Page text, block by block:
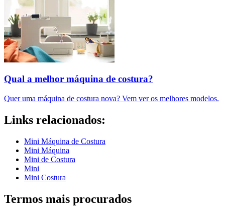
Qual a melhor máquina de costura​?
Quer uma máquina de costura nova? Vem ver os melhores modelos.
Links relacionados:
Mini Máquina de Costura
Mini Máquina
Mini de Costura
Mini
Mini Costura
Termos mais procurados